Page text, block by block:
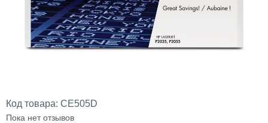
Код товара: CE505D
Пока нет отзывов